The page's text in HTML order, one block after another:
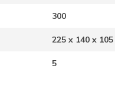
300
225 x 140 x 105
5